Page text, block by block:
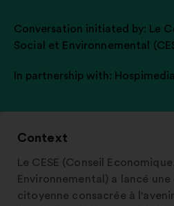
Conversation initiated by:
Le
Social et Environnemental
In partnership with: Hospimedia
Context
Le CESE (Conseil
Environnemental) a lancé
citoyenne consacrée à